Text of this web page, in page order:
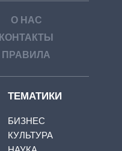
О НАС
КОНТАКТЫ
ПРАВИЛА
ТЕМАТИКИ
БИЗНЕС
КУЛЬТУРА